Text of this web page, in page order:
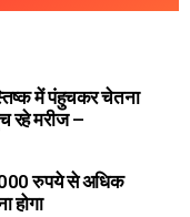
में पंहुचकर चेतना
रहे मरीज –
रुपये से अधिक
होगा